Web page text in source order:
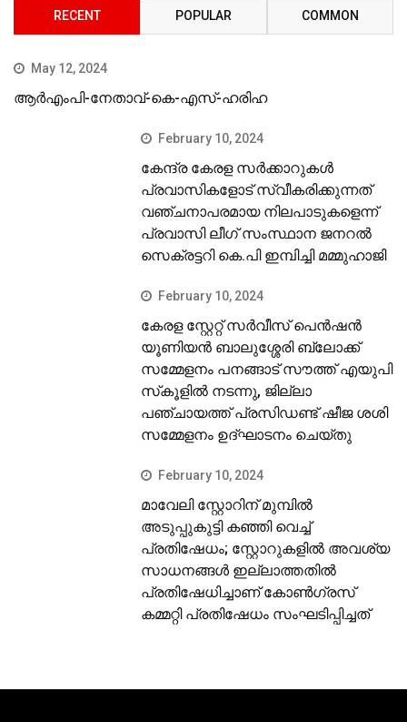
RECENT POPULAR COMMON
May 12, 2024
ആർഎംപി-നേതാവ്-കെ-എസ്-ഹരിഹ
February 10, 2024
കേന്ദ്ര കേരള സര്‍ക്കാറുകള്‍
പ്രവാസികളോട് സ്വീകരിക്കുന്നത്
വഞ്ചനാപരമായ നിലപാടുകളെന്ന്
പ്രവാസി ലീഗ് സംസ്ഥാന ജനറല്‍
സെക്രട്ടറി കെ.പി ഇമ്പിച്ചി മമ്മുഹാജി
February 10, 2024
കേരള സ്റ്റേറ്റ് സര്‍വീസ് പെന്‍ഷന്‍
യൂണിയന്‍ ബാലുശ്ശേരി ബ്ലോക്ക്
സമ്മേളനം പനങ്ങാട് സൗത്ത് എയുപി
സ്‌കൂളില്‍ നടന്നു, ജില്ലാ
പഞ്ചായത്ത് പ്രസിഡണ്ട് ഷീജ ശശി
സമ്മേളനം ഉദ്ഘാടനം ചെയ്തു
February 10, 2024
മാവേലി സ്റ്റോറിന് മുമ്പില്‍
അടുപ്പുകുട്ടി കഞ്ഞി വെച്ച്
പ്രതിഷേധം; സ്റ്റോറുകളില്‍ അവശ്യ
സാധനങ്ങള്‍ ഇല്ലാത്തതില്‍
പ്രതിഷേധിച്ചാണ് കോണ്‍ഗ്രസ്
കമ്മറ്റി പ്രതിഷേധം സംഘടിപ്പിച്ചത്